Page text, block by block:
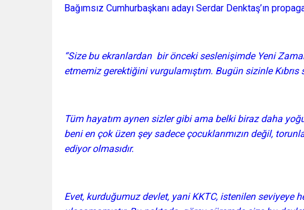
Bağımsız Cumhurbaşkanı adayı Serdar Denktaş’ın
“Size bu ekranlardan bir önceki seslenişimde Yeni
etmemiz gerektiğini vurgulamıştım. Bugün sizinle
Tüm hayatım aynen sizler gibi ama belki biraz daha
beni en çok üzen şey sadece çocuklarımızın değil,
ediyor olmasıdır.
Evet, kurduğumuz devlet, yani KKTC, istenilen seviyeye